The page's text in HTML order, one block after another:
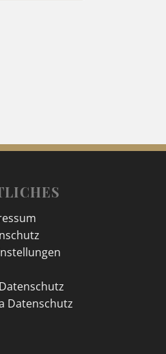
Datenschutz